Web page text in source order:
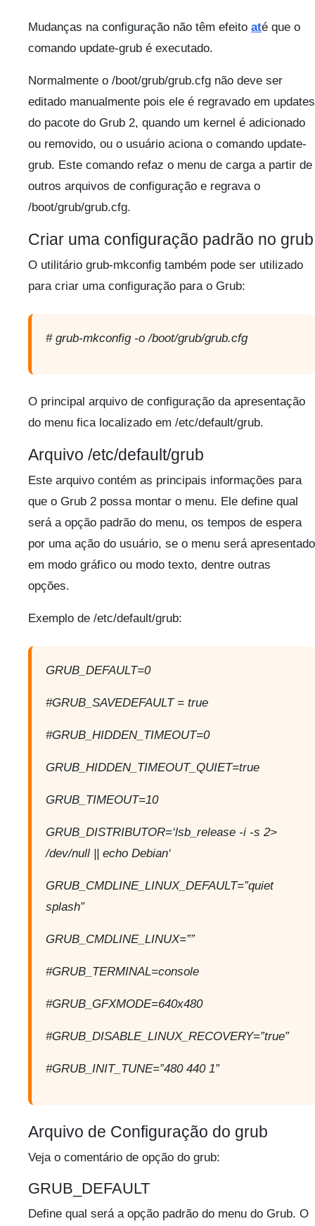
Mudanças na configuração não têm efeito até que o
comando update-grub é executado.
Normalmente o /boot/grub/grub.cfg não deve ser
editado manualmente pois ele é regravado em updates
do pacote do Grub 2, quando um kernel é adicionado
ou removido, ou o usuário aciona o comando update-
grub. Este comando refaz o menu de carga a partir de
outros arquivos de configuração e regrava o
/boot/grub/grub.cfg.
Criar uma configuração padrão no grub
O utilitário grub-mkconfig também pode ser utilizado
para criar uma configuração para o Grub:
# grub-mkconfig -o /boot/grub/grub.cfg
O principal arquivo de configuração da apresentação
do menu fica localizado em /etc/default/grub.
Arquivo /etc/default/grub
Este arquivo contém as principais informações para
que o Grub 2 possa montar o menu. Ele define qual
será a opção padrão do menu, os tempos de espera
por uma ação do usuário, se o menu será apresentado
em modo gráfico ou modo texto, dentre outras
opções.
Exemplo de /etc/default/grub:
GRUB_DEFAULT=0
#GRUB_SAVEDEFAULT = true
#GRUB_HIDDEN_TIMEOUT=0
GRUB_HIDDEN_TIMEOUT_QUIET=true
GRUB_TIMEOUT=10
GRUB_DISTRIBUTOR=‘lsb_release -i -s 2>
/dev/null || echo Debian‘
GRUB_CMDLINE_LINUX_DEFAULT=”quiet
splash”
GRUB_CMDLINE_LINUX=””
#GRUB_TERMINAL=console
#GRUB_GFXMODE=640x480
#GRUB_DISABLE_LINUX_RECOVERY=”true”
#GRUB_INIT_TUNE=”480 440 1”
Arquivo de Configuração do grub
Veja o comentário de opção do grub:
GRUB_DEFAULT
Define qual será a opção padrão do menu do Grub. O